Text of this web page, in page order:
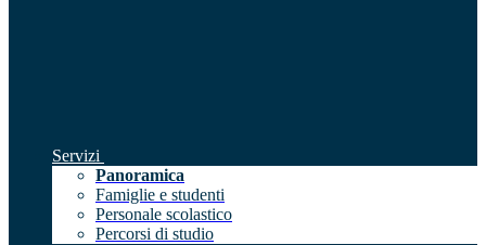
Servizi
Panoramica
Famiglie e studenti
Personale scolastico
Percorsi di studio